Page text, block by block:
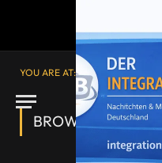
YOU ARE AT: Startseite»
BROWSING:TÜRKE